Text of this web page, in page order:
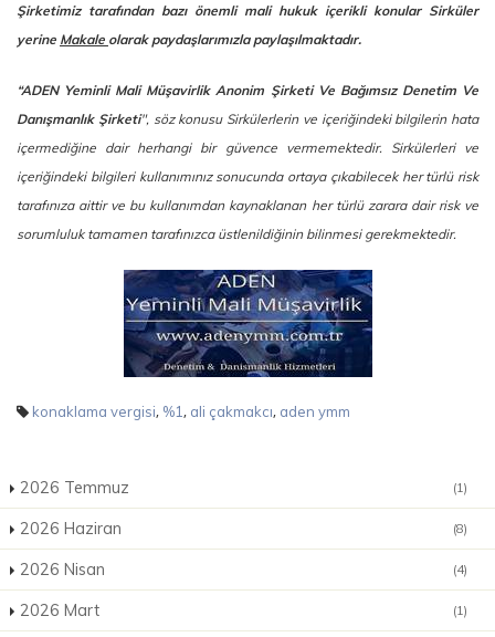
Şirketimiz tarafından bazı önemli mali hukuk içerikli konular Sirküler
yerine Makale olarak paydaşlarımızla paylaşılmaktadır.
“ADEN Yeminli Mali Müşavirlik Anonim Şirketi Ve Bağımsız Denetim Ve
Danışmanlık Şirketi", söz konusu Sirkülerlerin ve içeriğindeki bilgilerin hata
içermediğine dair herhangi bir güvence vermemektedir. Sirkülerleri ve
içeriğindeki bilgileri kullanımınız sonucunda ortaya çıkabilecek her türlü risk
tarafınıza aittir ve bu kullanımdan kaynaklanan her türlü zarara dair risk ve
sorumluluk tamamen tarafınızca üstlenildiğinin bilinmesi gerekmektedir.
konaklama vergisi, %1 , ali çakmakcı, aden ymm
2026 Temmuz (1)
2026 Haziran (8)
2026 Nisan (4)
2026 Mart (1)